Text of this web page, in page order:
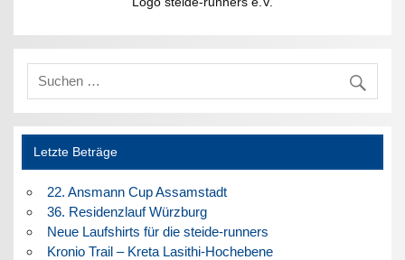
Letzte Beträge
22. Ansmann Cup Assamstadt
36. Residenzlauf Würzburg
Neue Laufshirts für die steide-runners
Kronio Trail – Kreta Lasithi-Hochebene